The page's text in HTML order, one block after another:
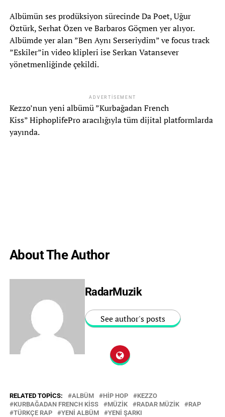
Albümün ses prodüksiyon sürecinde Da Poet, Uğur
Öztürk, Serhat Özen ve Barbaros Göçmen yer alıyor.
Albümde yer alan ”Ben Aynı Serseriydim” ve focus track
”Eskiler”in video klipleri ise Serkan Vatansever
yönetmenliğinde çekildi.
ADVERTISEMENT
Kezzo’nun yeni albümü ”Kurbağadan French
Kiss” HiphoplifePro aracılığıyla tüm dijital platformlarda
yayında.
About The Author
RadarMuzik
See author's posts
RELATED TOPICS: ALBÜM HIP HOP
KEZZO
KURBAĞADAN FRENCH KISS
MÜZIK RADAR MÜZIK
RAP
TÜRKÇE RAP
YENI ALBÜM YENI ŞARKI